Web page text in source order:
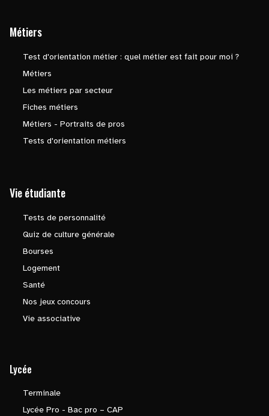
Métiers
Test d'orientation métier : quel métier est fait pour moi ?
Métiers
Les métiers par secteur
Fiches métiers
Métiers - Portraits de pros
Tests d'orientation métiers
Vie étudiante
Tests de personnalité
Quiz de culture générale
Bourses
Logement
Santé
Nos jeux concours
Vie associative
Lycée
Terminale
Lycée Pro - Bac pro – CAP